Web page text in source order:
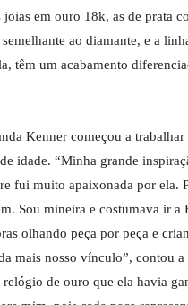
em ouro 18k, as de prata
ao diamante, e a
têm um acabamento
Kenner começou a
idade. “Minha grande
fui muito apaixonada por ela.
Sou mineira e costumava ir a
olhando peça por peça e
mais nosso vínculo”, contou
de ouro que ela havia